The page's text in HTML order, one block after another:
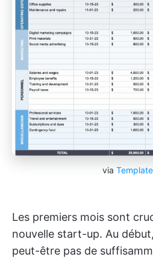
via
Les premiers mois sont
nouvelle start-up. Au
peut-être pas de